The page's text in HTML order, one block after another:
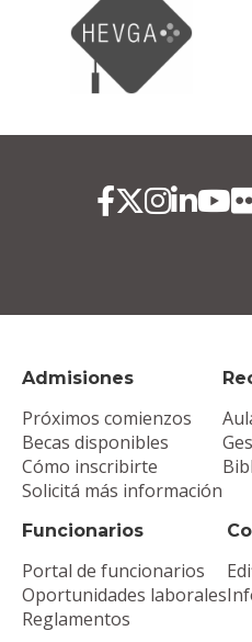
Admisiones
Próximos comienzos
Becas disponibles
Cómo inscribirte
Solicitá más información
Funcionarios
Portal de funcionarios
Oportunidades laborales
Reglamentos